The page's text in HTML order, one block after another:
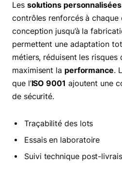
Les solutions personnalisées
contrôles renforcés à chaque
conception jusqu’à la
permettent une adaptation
métiers, réduisent les risques
maximisent la performance.
que l’ISO 9001 ajoutent une
de sécurité.
Traçabilité des lots
Essais en laboratoire
Suivi technique post-